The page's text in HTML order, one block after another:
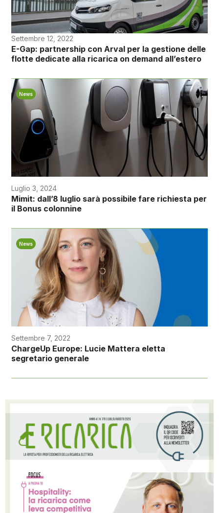
Settembre 12, 2022
E-Gap: partnership con Arval per la gestione delle
flotte dedicate alla ricarica on demand all’estero
News
Luglio 3, 2024
Mimit: dall’8 luglio sarà possibile fare richiesta per
il Bonus colonnine
News
Settembre 7, 2022
ChargeUp Europe: Lucie Mattera eletta
segretario generale